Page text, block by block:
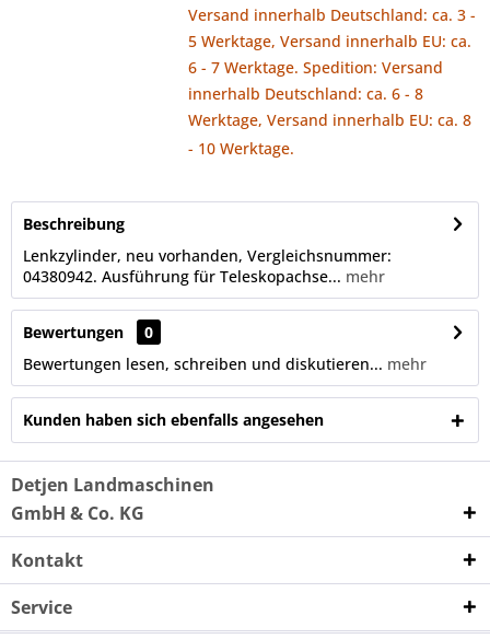
Versand innerhalb Deutschland: ca. 3 -
5 Werktage, Versand innerhalb EU: ca.
6 - 7 Werktage. Spedition: Versand
innerhalb Deutschland: ca. 6 - 8
Werktage, Versand innerhalb EU: ca. 8
- 10 Werktage.
Beschreibung
Lenkzylinder, neu vorhanden, Vergleichsnummer:
04380942. Ausführung für Teleskopachse... mehr
Bewertungen
0
Bewertungen lesen, schreiben und diskutieren... mehr
Kunden haben sich ebenfalls angesehen
Detjen Landmaschinen
GmbH & Co. KG
Kontakt
Service